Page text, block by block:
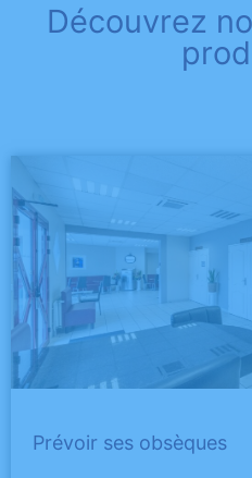
Découvrez
Prévoir ses obsèques